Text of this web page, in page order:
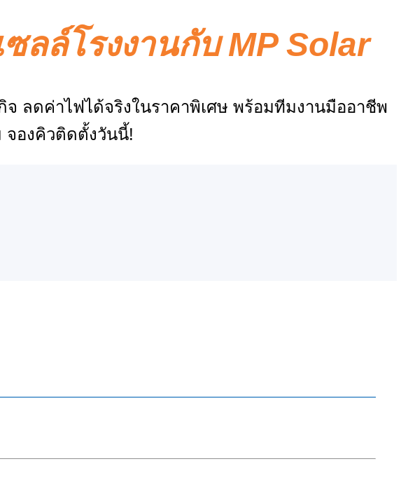
ลล์โรงงานกับ MP Solar
ลดค่าไฟได้จริงในราคาพิเศษ พร้อมทีมงานมืออาชีพ
จองคิวติดตั้งวันนี้!